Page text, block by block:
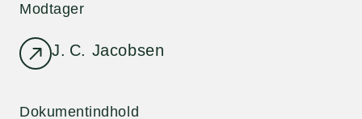
Modtager
J. C. Jacobsen
Dokumentindhold